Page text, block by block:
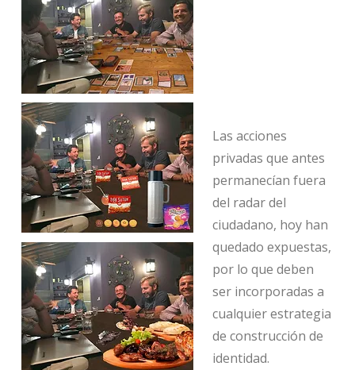
Las acciones
privadas que antes
permanecían fuera
del radar del
ciudadano, hoy han
quedado expuestas,
por lo que deben
ser incorporadas a
cualquier estrategia
de construcción de
identidad.